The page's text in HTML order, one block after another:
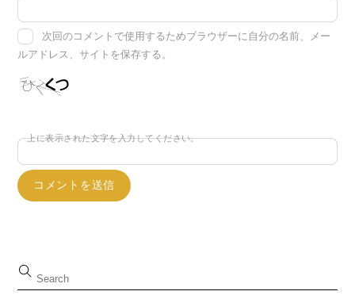
次回のコメントで使用するためブラウザーに自分の名前、メー
ルアドレス、サイトを保存する。
上に表示された文字を入力してください。